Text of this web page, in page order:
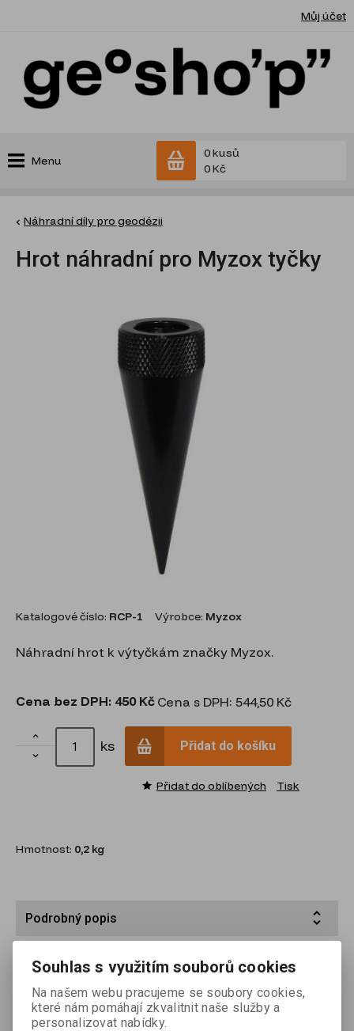
Můj účet
Menu
0 kusů
0 Kč
Náhradní díly pro geodézii
Hrot náhradní pro Myzox tyčky
Katalogové číslo: RCP-1 Výrobce: Myzox
Náhradní hrot k výtyčkám značky Myzox.
Cena bez DPH: 450 Kč Cena s DPH: 544,50 Kč


ks Přidat do košíku
Přidat do oblíbených Tisk
Hmotnost: 0,2 kg
Podrobný popis
Specifikace:
- Výška: 86,5 mm
Souhlas s využitím souborů cookies
Na našem webu pracujeme se soubory cookies,
které nám pomáhají zkvalitnit naše služby a
personalizovat nabídky.